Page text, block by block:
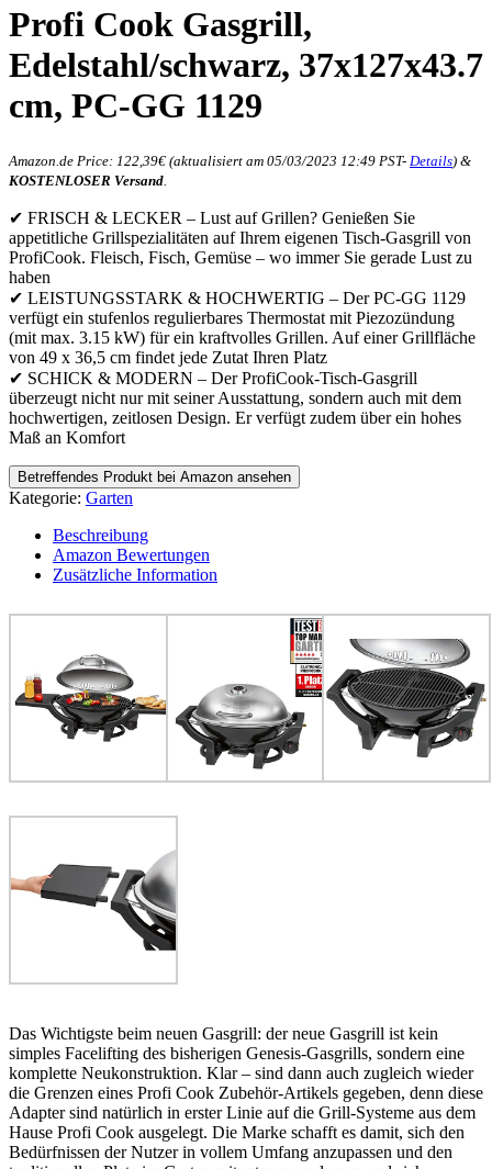
Profi Cook Gasgrill,
Edelstahl/schwarz, 37x127x43.7
cm, PC-GG 1129
Amazon.de Price: 122,39€ (aktualisiert am 05/03/2023 12:49 PST- Details) &
KOSTENLOSER Versand.
✔ FRISCH & LECKER – Lust auf Grillen? Genießen Sie
appetitliche Grillspezialitäten auf Ihrem eigenen Tisch-Gasgrill von
ProfiCook. Fleisch, Fisch, Gemüse – wo immer Sie gerade Lust zu
haben
✔ LEISTUNGSSTARK & HOCHWERTIG – Der PC-GG 1129
verfügt ein stufenlos regulierbares Thermostat mit Piezozündung
(mit max. 3.15 kW) für ein kraftvolles Grillen. Auf einer Grillfläche
von 49 x 36,5 cm findet jede Zutat Ihren Platz
✔ SCHICK & MODERN – Der ProfiCook-Tisch-Gasgrill
überzeugt nicht nur mit seiner Ausstattung, sondern auch mit dem
hochwertigen, zeitlosen Design. Er verfügt zudem über ein hohes
Maß an Komfort
Betreffendes Produkt bei Amazon ansehen
Kategorie: Garten
Beschreibung
Amazon Bewertungen
Zusätzliche Information
Das Wichtigste beim neuen Gasgrill: der neue Gasgrill ist kein
simples Facelifting des bisherigen Genesis-Gasgrills, sondern eine
komplette Neukonstruktion. Klar – sind dann auch zugleich wieder
die Grenzen eines Profi Cook Zubehör-Artikels gegeben, denn diese
Adapter sind natürlich in erster Linie auf die Grill-Systeme aus dem
Hause Profi Cook ausgelegt. Die Marke schafft es damit, sich den
Bedürfnissen der Nutzer in vollem Umfang anzupassen und den